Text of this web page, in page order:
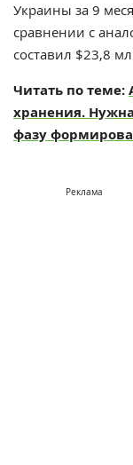
Украины за 9
сравнении с
составил $23,8
Читать по теме:
хранения.
фазу
Реклама